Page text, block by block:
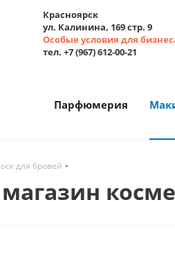
Красноярск
ул. Калинина, 169 стр. 9
Особые условия для
тел. +7 (967) 612-00-21
Парфюмерия
для бровей